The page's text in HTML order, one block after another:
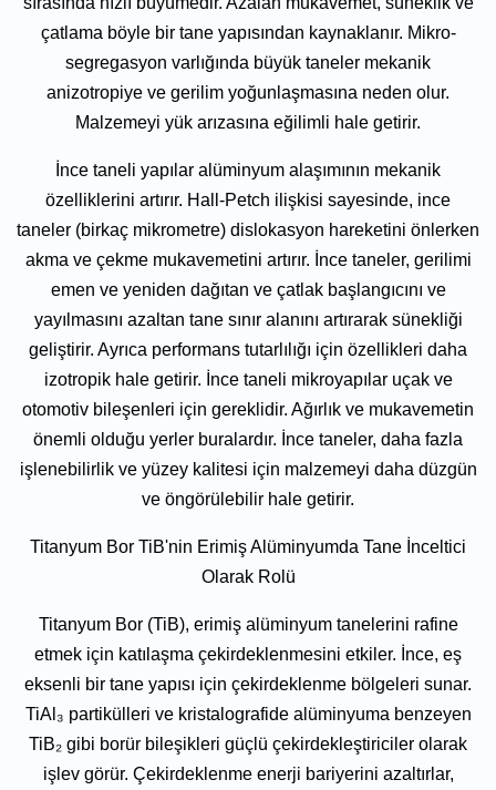
çatlama böyle bir tane yapısından kaynaklanır. Mikro-
segregasyon varlığında büyük taneler mekanik
anizotropiye ve gerilim yoğunlaşmasına neden olur.
Malzemeyi yük arızasına eğilimli hale getirir.
İnce taneli yapılar alüminyum alaşımının mekanik
özelliklerini artırır. Hall-Petch ilişkisi sayesinde, ince
taneler (birkaç mikrometre) dislokasyon hareketini önlerken
akma ve çekme mukavemetini artırır. İnce taneler, gerilimi
emen ve yeniden dağıtan ve çatlak başlangıcını ve
yayılmasını azaltan tane sınır alanını artırarak sünekliği
geliştirir. Ayrıca performans tutarlılığı için özellikleri daha
izotropik hale getirir. İnce taneli mikroyapılar uçak ve
otomotiv bileşenleri için gereklidir. Ağırlık ve mukavemetin
önemli olduğu yerler buralardır. İnce taneler, daha fazla
işlenebilirlik ve yüzey kalitesi için malzemeyi daha düzgün
ve öngörülebilir hale getirir.
Titanyum Bor TiB'nin Erimiş Alüminyumda Tane İnceltici
Olarak Rolü
Titanyum Bor (TiB), erimiş alüminyum tanelerini rafine
etmek için katılaşma çekirdeklenmesini etkiler. İnce, eş
eksenli bir tane yapısı için çekirdeklenme bölgeleri sunar.
TiAl₃ partikülleri ve kristalografide alüminyuma benzeyen
TiB₂ gibi borür bileşikleri güçlü çekirdekleştiriciler olarak
işlev görür. Çekirdeklenme enerji bariyerini azaltırlar,